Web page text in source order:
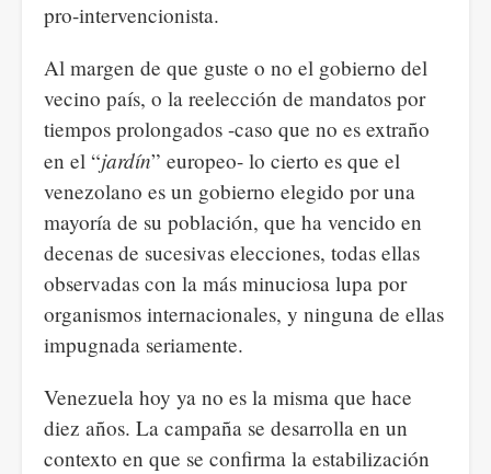
pro-intervencionista.
Al margen de que guste o no el gobierno del
vecino país, o la reelección de mandatos por
tiempos prolongados -caso que no es extraño
en el “jardín” europeo- lo cierto es que el
venezolano es un gobierno elegido por una
mayoría de su población, que ha vencido en
decenas de sucesivas elecciones, todas ellas
observadas con la más minuciosa lupa por
organismos internacionales, y ninguna de ellas
impugnada seriamente.
Venezuela hoy ya no es la misma que hace
diez años. La campaña se desarrolla en un
contexto en que se confirma la estabilización